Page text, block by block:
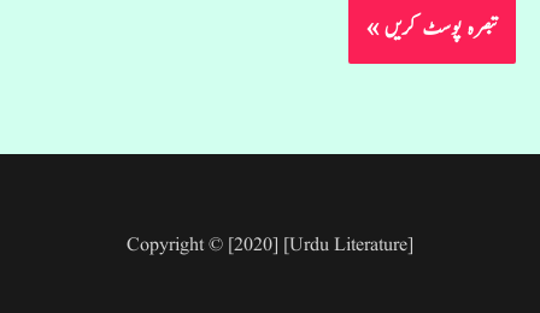
Copyright © [2020] [Urdu Literature]